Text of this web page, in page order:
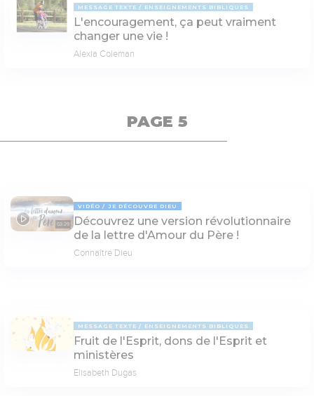
MESSAGE TEXTE ENSEIGNEMENTS BIBLIQUES
L'encouragement, ça peut vraiment
changer une vie !
Alexia Coleman
PAGE 5
03:29
VIDÉO JE DÉCOUVRE DIEU
Découvrez une version révolutionnaire
de la lettre d'Amour du Père !
Connaître Dieu
MESSAGE TEXTE ENSEIGNEMENTS BIBLIQUES
Fruit de l'Esprit, dons de l'Esprit et
ministères
Elisabeth Dugas